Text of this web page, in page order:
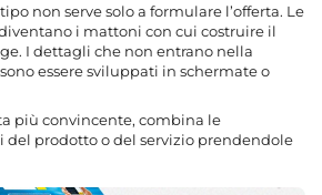
non serve solo a formulare l’offerta. Le
i mattoni con cui costruire il
I dettagli che non entrano nella
essere sviluppati in schermate o
più convincente, combina le
del prodotto o del servizio prendendole